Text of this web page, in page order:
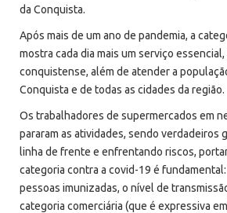
da Conquista.
Após mais de um ano de pandemia, a
mostra cada dia mais um serviço
conquistense, além de atender a
Conquista e de todas as cidades da região.
Os trabalhadores de supermercados em
pararam as atividades, sendo verdadeiros
linha de frente e enfrentando riscos,
categoria contra a covid-19 é
pessoas imunizadas, o nível de
categoria comerciária (que é expressiva